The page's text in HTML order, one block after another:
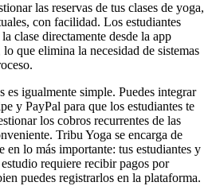
las reservas de tus clases de yoga,
con facilidad. Los estudiantes
clase directamente desde la app
que elimina la necesidad de sistemas
es igualmente simple. Puedes integrar
y PayPal para que los estudiantes te
los cobros recurrentes de las
Tribu Yoga se encarga de
en lo más importante: tus estudiantes y
requiere recibir pagos por
puedes registrarlos en la plataforma.